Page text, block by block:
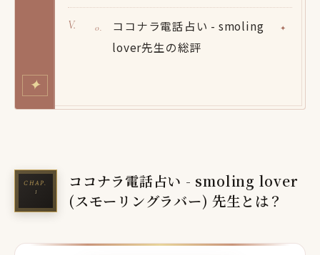
✦
ココナラ電話占い - smoling
lover先生の総評
ココナラ電話占い - smoling lover
(スモーリングラバー) 先生とは？